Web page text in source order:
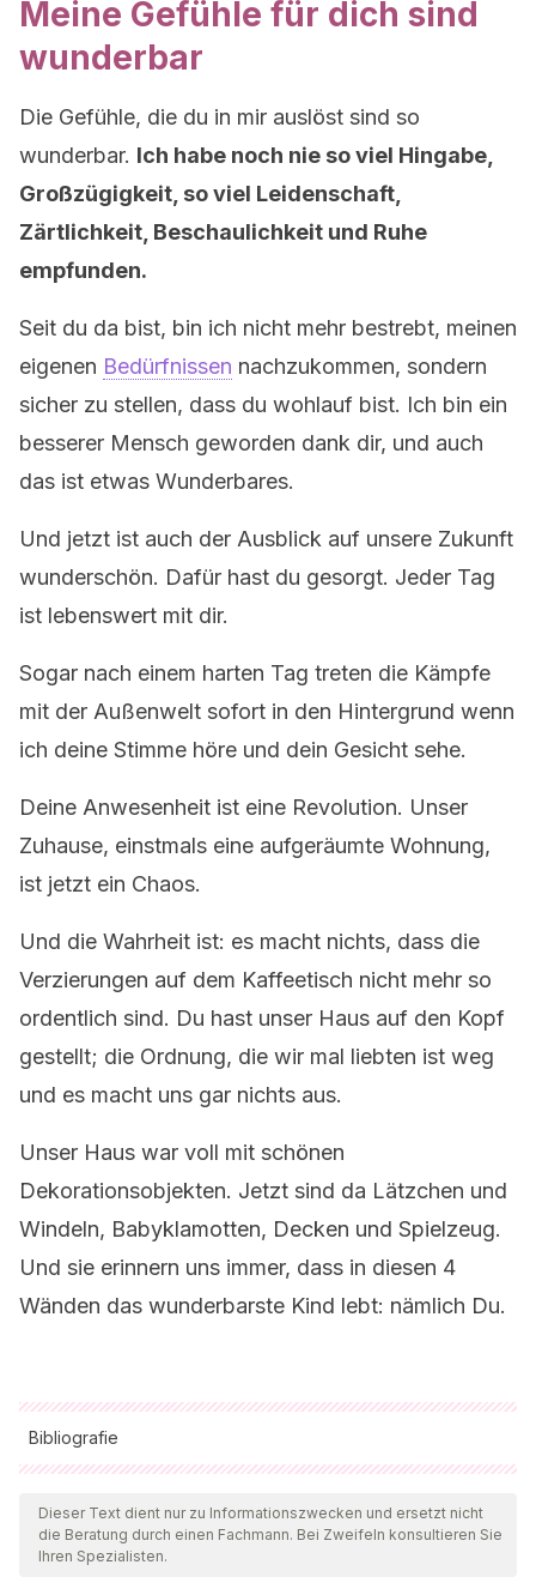
Meine Gefühle für dich sind
wunderbar
Die Gefühle, die du in mir auslöst sind so
wunderbar. Ich habe noch nie so viel Hingabe,
Großzügigkeit, so viel Leidenschaft,
Zärtlichkeit, Beschaulichkeit und Ruhe
empfunden.
Seit du da bist, bin ich nicht mehr bestrebt, meinen
eigenen Bedürfnissen nachzukommen, sondern
sicher zu stellen, dass du wohlauf bist. Ich bin ein
besserer Mensch geworden dank dir, und auch
das ist etwas Wunderbares.
Und jetzt ist auch der Ausblick auf unsere Zukunft
wunderschön. Dafür hast du gesorgt. Jeder Tag
ist lebenswert mit dir.
Sogar nach einem harten Tag treten die Kämpfe
mit der Außenwelt sofort in den Hintergrund wenn
ich deine Stimme höre und dein Gesicht sehe.
Deine Anwesenheit ist eine Revolution. Unser
Zuhause, einstmals eine aufgeräumte Wohnung,
ist jetzt ein Chaos.
Und die Wahrheit ist: es macht nichts, dass die
Verzierungen auf dem Kaffeetisch nicht mehr so
ordentlich sind. Du hast unser Haus auf den Kopf
gestellt; die Ordnung, die wir mal liebten ist weg
und es macht uns gar nichts aus.
Unser Haus war voll mit schönen
Dekorationsobjekten. Jetzt sind da Lätzchen und
Windeln, Babyklamotten, Decken und Spielzeug.
Und sie erinnern uns immer, dass in diesen 4
Wänden das wunderbarste Kind lebt: nämlich Du.
Bibliografie
Alle zitierten Quellen wurden von unserem Team gründlich
geprüft, um deren Qualität, Verlässlichkeit, Aktualität und
Gültigkeit zu gewährleisten. Die Bibliographie dieses Artikels
Dieser Text dient nur zu Informationszwecken und ersetzt nicht
die Beratung durch einen Fachmann. Bei Zweifeln konsultieren Sie
Ihren Spezialisten.